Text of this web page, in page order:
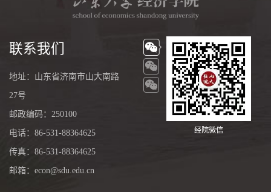
联系我们
地址：山东省济南市山大南路
27号
邮政编码：250100
电话：86-531-88364625
传真：86-531-88364625
邮箱：econ@sdu.edu.cn
经院微信